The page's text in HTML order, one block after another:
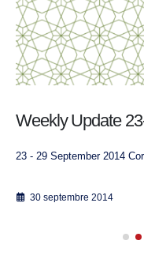
Weekly Update
23 - 29 September 2014
30 septembre 2014